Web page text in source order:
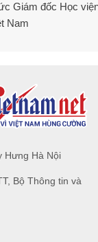
Giám đốc Học
Nam
Hưng Hà Nội
Bộ Thông tin và